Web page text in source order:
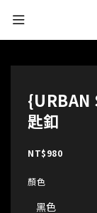
{URBAN
匙釦
NT$980
顏色